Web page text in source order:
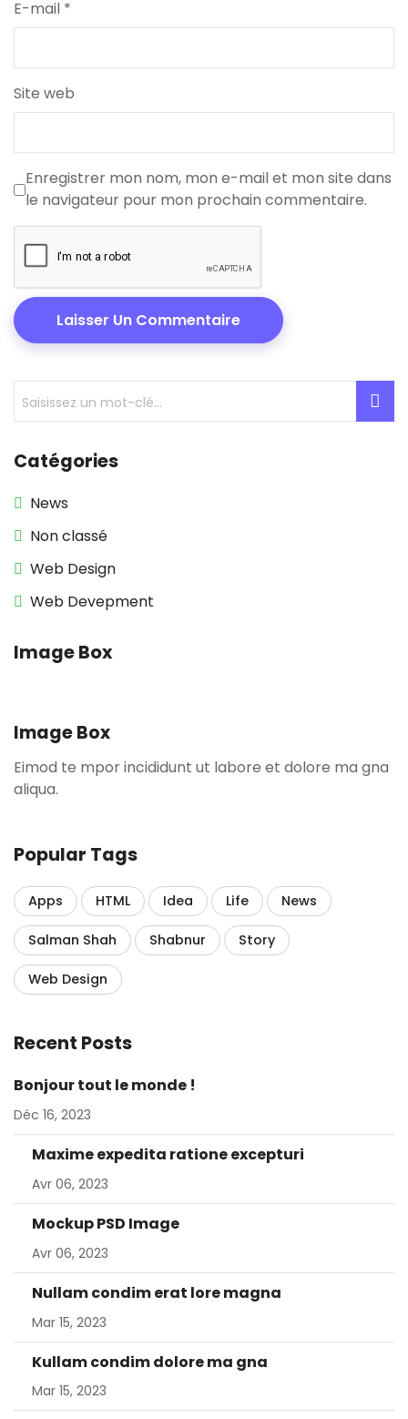
E-mail *
Site web
Enregistrer mon nom, mon e-mail et mon site dans
le navigateur pour mon prochain commentaire.
Catégories
News
Non classé
Web Design
Web Devepment
Image Box
Image Box
Eimod te mpor incididunt ut labore et dolore ma gna
aliqua.
Popular Tags
Apps HTML Idea Life News
Salman Shah Shabnur Story
Web Design
Recent Posts
Bonjour tout le monde !
Déc 16, 2023
Maxime expedita ratione excepturi
Avr 06, 2023
Mockup PSD Image
Avr 06, 2023
Nullam condim erat lore magna
Mar 15, 2023
Kullam condim dolore ma gna
Mar 15, 2023